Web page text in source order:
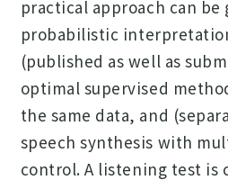
practical approach can be
probabilistic
(published as well as
optimal supervised
the same data, and
speech synthesis with
control. A listening test is